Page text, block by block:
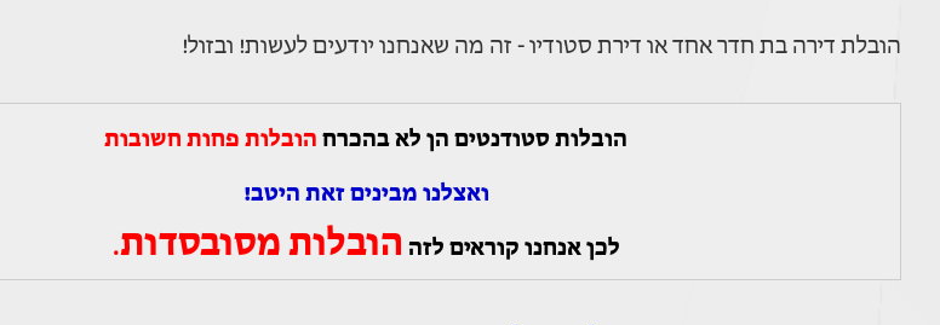
הובלת דירה בת חדר אחד או דירת סטודיו - זה מה שאנחנו יודעים לעשות! ובזול!
הובלות סטודנטים הן לא בהכרח הובלות פחות חשובות
ואצלנו מבינים זאת היטב!
לכן אנחנו קוראים לזה הובלות מסובסדות.